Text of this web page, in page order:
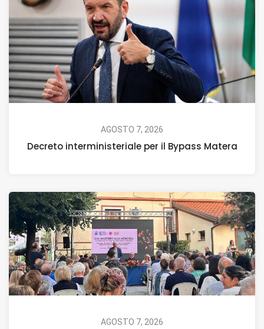
AGOSTO 7, 2026
Decreto interministeriale per il Bypass Matera
AGOSTO 7, 2026